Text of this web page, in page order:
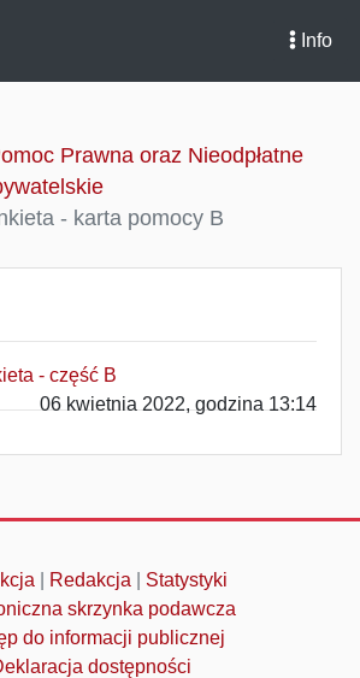
Info
Prawna oraz Nieodpłatne
- karta pomocy B
- część B
06 kwietnia 2022, godzina 13:14
Redakcja
Statystyki
skrzynka podawcza
do informacji publicznej
dostępności